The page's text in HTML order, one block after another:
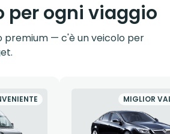
per ogni viaggio
premium — c'è un veicolo per
MIGLIOR